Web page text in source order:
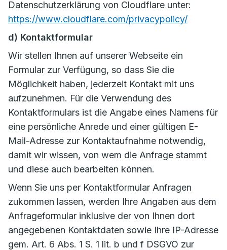
Datenschutzerklärung von Cloudflare unter:
https://www.cloudflare.com/privacypolicy/
d) Kontaktformular
Wir stellen Ihnen auf unserer Webseite ein
Formular zur Verfügung, so dass Sie die
Möglichkeit haben, jederzeit Kontakt mit uns
aufzunehmen. Für die Verwendung des
Kontaktformulars ist die Angabe eines Namens für
eine persönliche Anrede und einer gültigen E-
Mail-Adresse zur Kontaktaufnahme notwendig,
damit wir wissen, von wem die Anfrage stammt
und diese auch bearbeiten können.
Wenn Sie uns per Kontaktformular Anfragen
zukommen lassen, werden Ihre Angaben aus dem
Anfrageformular inklusive der von Ihnen dort
angegebenen Kontaktdaten sowie Ihre IP-Adresse
gem. Art. 6 Abs. 1 S. 1 lit. b und f DSGVO zur